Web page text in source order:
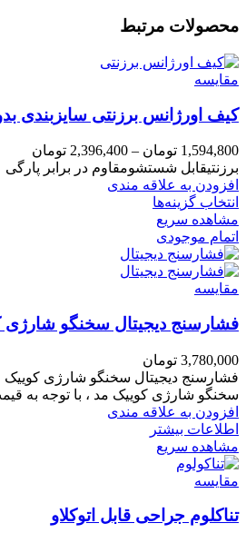
محصولات مرتبط
مقایسه
کیف اورژانس برزنتی سایزبندی
1,594,800 تومان –
2,396,400 تومان
برزنتیقابل شستشومقاوم در برابر پارگی
افزودن به علاقه مندی
انتخاب گزینه‌ها
مشاهده سریع
اتمام موجودی
مقایسه
فشارسنج دیجیتال سخنگو شارژی
3,780,000 تومان
فشارسنج دیجیتال سخنگو شارژی کوییک
سخنگو شارژی کوییک مد ، با توجه به
افزودن به علاقه مندی
اطلاعات بیشتر
مشاهده سریع
مقایسه
تناکلوم جراحی قابل اتوکلاو